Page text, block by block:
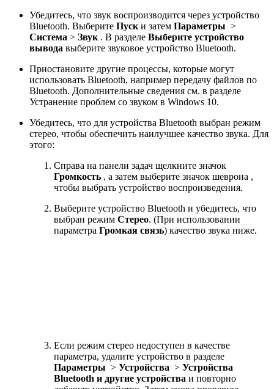
Убедитесь, что звук воспроизводится через устройство
Bluetooth. Выберите Пуск и затем Параметры >
Система > Звук . В разделе Выберите устройство
вывода выберите звуковое устройство Bluetooth.
Приостановите другие процессы, которые могут
использовать Bluetooth, например передачу файлов по
Bluetooth. Дополнительные сведения см. в разделе
Устранение проблем со звуком в Windows 10.
Убедитесь, что для устройства Bluetooth выбран режим
стерео, чтобы обеспечить наилучшее качество звука. Для
этого:
Справа на панели задач щелкните значок
Громкость , а затем выберите значок шеврона ,
чтобы выбрать устройство воспроизведения.
Выберите устройство Bluetooth и убедитесь, что
выбран режим Стерео. (При использовании
параметра Громкая связь) качество звука ниже.
Если режим стерео недоступен в качестве
параметра, удалите устройство в разделе
Параметры > Устройства > Устройства
Bluetooth и другие устройства и повторно